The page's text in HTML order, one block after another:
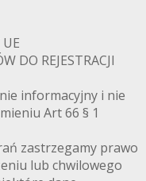
DO REJESTRACJI
informacyjny i nie
Art 66 § 1
zastrzegamy prawo
lub chwilowego